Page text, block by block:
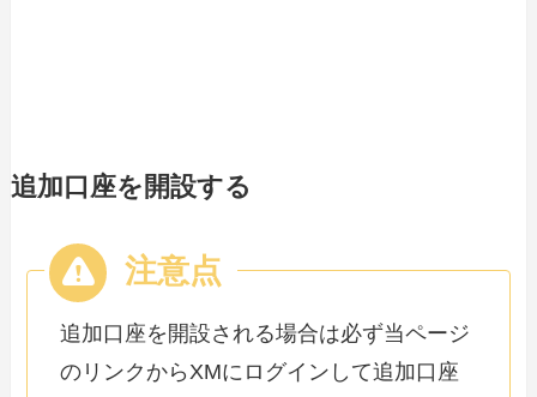
追加口座を開設する
追加口座を開設される場合は必ず当ページ
のリンクからXMにログインして追加口座